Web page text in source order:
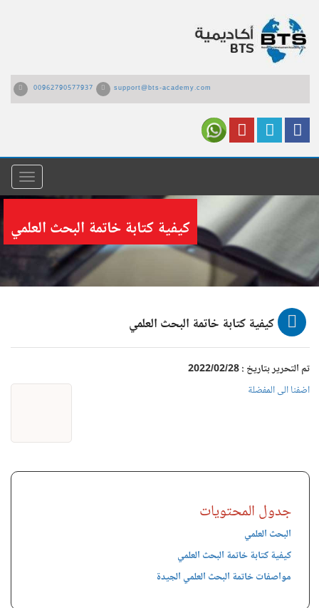
00962790577937 support@bts-academy.com
القائمة
كيفية كتابة خاتمة البحث العلمي
كيفية كتابة خاتمة البحث العلمي
تم التحرير بتاريخ : 2022/02/28
اضفنا الى المفضلة
جدول المحتويات
البحث العلمي
كيفية كتابة خاتمة البحث العلمي
مواصفات خاتمة البحث العلمي الجيدة